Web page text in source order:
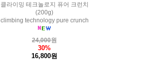
클라이밍 테크놀로지 퓨어 크런치
(200g)
climbing technology pure crunch
24,000원
30%
16,800원